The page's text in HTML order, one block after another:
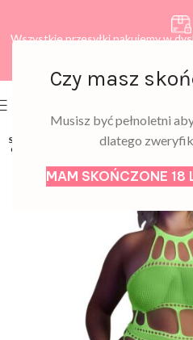
Czy masz
Musisz być pełnoletni
dlatego
MAM SKOŃCZONE 18
Wszystkie przesyłki pakujemy w
SOLD
OUT